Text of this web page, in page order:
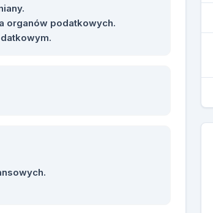
organów podatkowych.